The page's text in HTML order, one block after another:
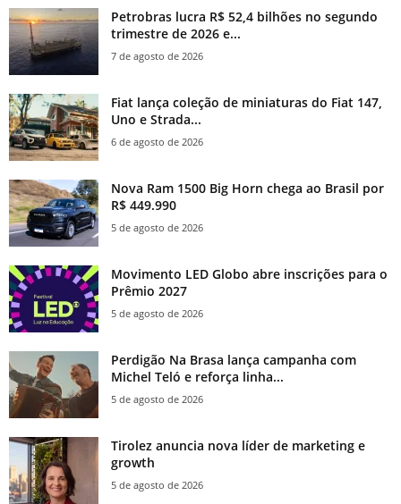
Petrobras lucra R$ 52,4 bilhões no segundo
trimestre de 2026 e...
7 de agosto de 2026
Fiat lança coleção de miniaturas do Fiat 147,
Uno e Strada...
6 de agosto de 2026
Nova Ram 1500 Big Horn chega ao Brasil por
R$ 449.990
5 de agosto de 2026
Movimento LED Globo abre inscrições para o
Prêmio 2027
5 de agosto de 2026
Perdigão Na Brasa lança campanha com
Michel Teló e reforça linha...
5 de agosto de 2026
Tirolez anuncia nova líder de marketing e
growth
5 de agosto de 2026